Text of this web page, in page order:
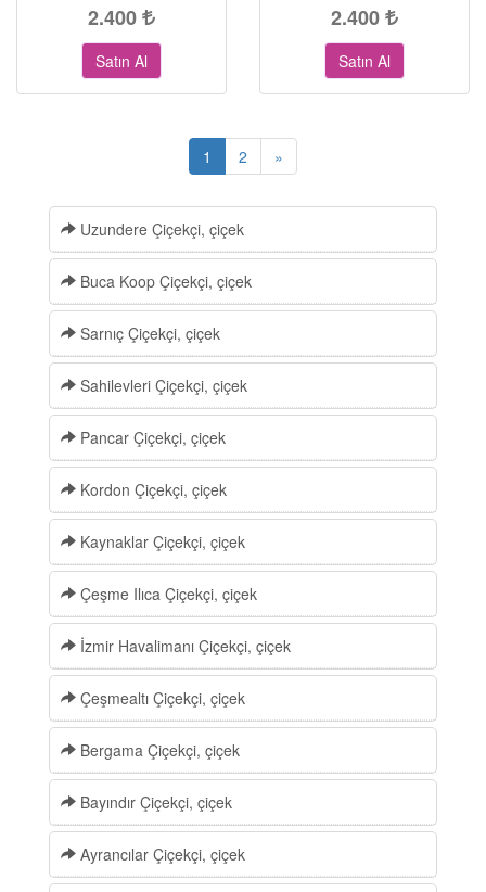
2.400
Satın Al
2.400
Satın Al
1 2 »
Uzundere Çiçekçi, çiçek
Buca Koop Çiçekçi, çiçek
Sarnıç Çiçekçi, çiçek
Sahilevleri Çiçekçi, çiçek
Pancar Çiçekçi, çiçek
Kordon Çiçekçi, çiçek
Kaynaklar Çiçekçi, çiçek
Çeşme Ilıca Çiçekçi, çiçek
İzmir Havalimanı Çiçekçi, çiçek
Çeşmealtı Çiçekçi, çiçek
Bergama Çiçekçi, çiçek
Bayındır Çiçekçi, çiçek
Ayrancılar Çiçekçi, çiçek